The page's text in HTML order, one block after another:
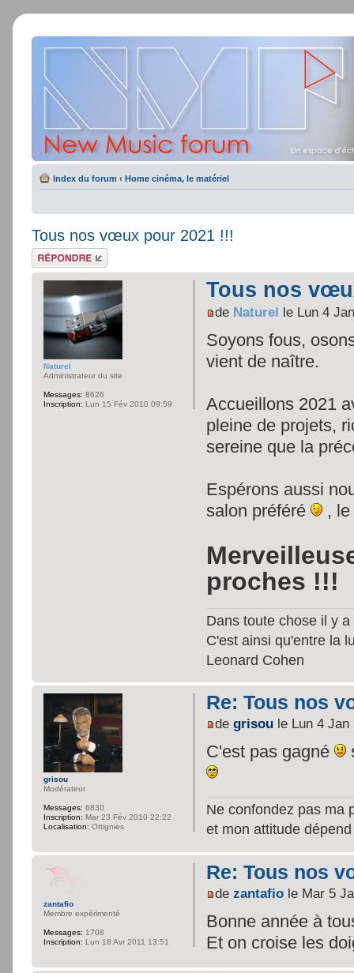
Index du forum ‹ Home cinéma, le matériel
Tous nos vœux pour 2021 !!!
Répondre
Tous nos
de Naturel le Lun 4
Soyons fous,
vient de naître.
Accueillons 2021
pleine de projets,
sereine que la
Espérons aussi
salon préféré
,
proches !!!
Dans toute chose il y
C'est ainsi qu'entre la
Leonard Cohen
Naturel
Administrateur du site
Messages: 8626
Inscription: Lun 15 Fév 2010 09:59
Re: Tous nos
degrisou le Lun 4
C'est pas gagné
Ne confondez pas ma
et mon attitude
grisou
Modérateur
Messages: 6830
Inscription: Mar 23 Fév 2010 22:22
Localisation: Ottignies
Re: Tous nos
dezantafio le Mar 5
Bonne année à
Et on croise les
zantafio
Membre expérimenté
Messages: 1708
Inscription: Lun 18 Avr 2011 13:51